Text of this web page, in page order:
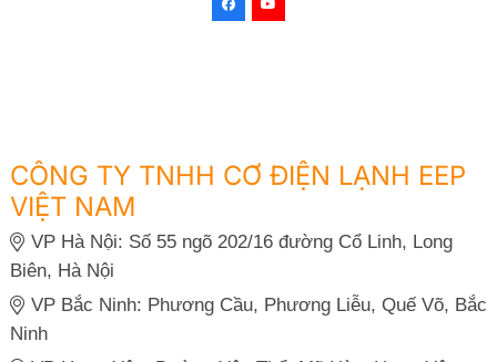
CÔNG TY TNHH CƠ ĐIỆN LẠNH EEP
VIỆT NAM
VP Hà Nội: Số 55 ngõ 202/16 đường Cổ Linh, Long
Biên, Hà Nội
VP Bắc Ninh: Phương Cầu, Phương Liễu, Quế Võ, Bắc
Ninh